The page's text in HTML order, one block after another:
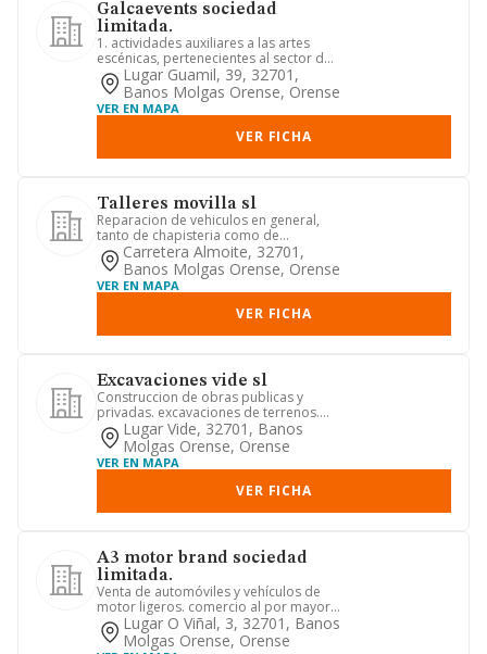
Galcaevents sociedad
limitada.
1. actividades auxiliares a las artes
escénicas, pertenecientes al sector de
actividades artísticas
Lugar Guamil, 39, 32701,
Banos Molgas Orense, Orense
VER EN MAPA
VER FICHA
Talleres movilla sl
Reparacion de vehiculos en general,
tanto de chapisteria como de
mecanica.
Carretera Almoite, 32701,
Banos Molgas Orense, Orense
VER EN MAPA
VER FICHA
Excavaciones vide sl
Construccion de obras publicas y
privadas. excavaciones de terrenos.
preparacion y consolidacion de...
Lugar Vide, 32701, Banos
Molgas Orense, Orense
VER EN MAPA
VER FICHA
A3 motor brand sociedad
limitada.
Venta de automóviles y vehículos de
motor ligeros. comercio al por mayor
de repuestos y accesorios ...
Lugar O Viñal, 3, 32701, Banos
Molgas Orense, Orense